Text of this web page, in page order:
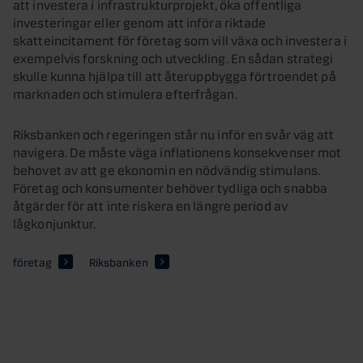
att investera i infrastrukturprojekt, öka offentliga
investeringar eller genom att införa riktade
skatteincitament för företag som vill växa och investera i
exempelvis forskning och utveckling. En sådan strategi
skulle kunna hjälpa till att återuppbygga förtroendet på
marknaden och stimulera efterfrågan.
Riksbanken och regeringen står nu inför en svår väg att
navigera. De måste väga inflationens konsekvenser mot
behovet av att ge ekonomin en nödvändig stimulans.
Företag och konsumenter behöver tydliga och snabba
åtgärder för att inte riskera en längre period av
lågkonjunktur.
företag Riksbanken